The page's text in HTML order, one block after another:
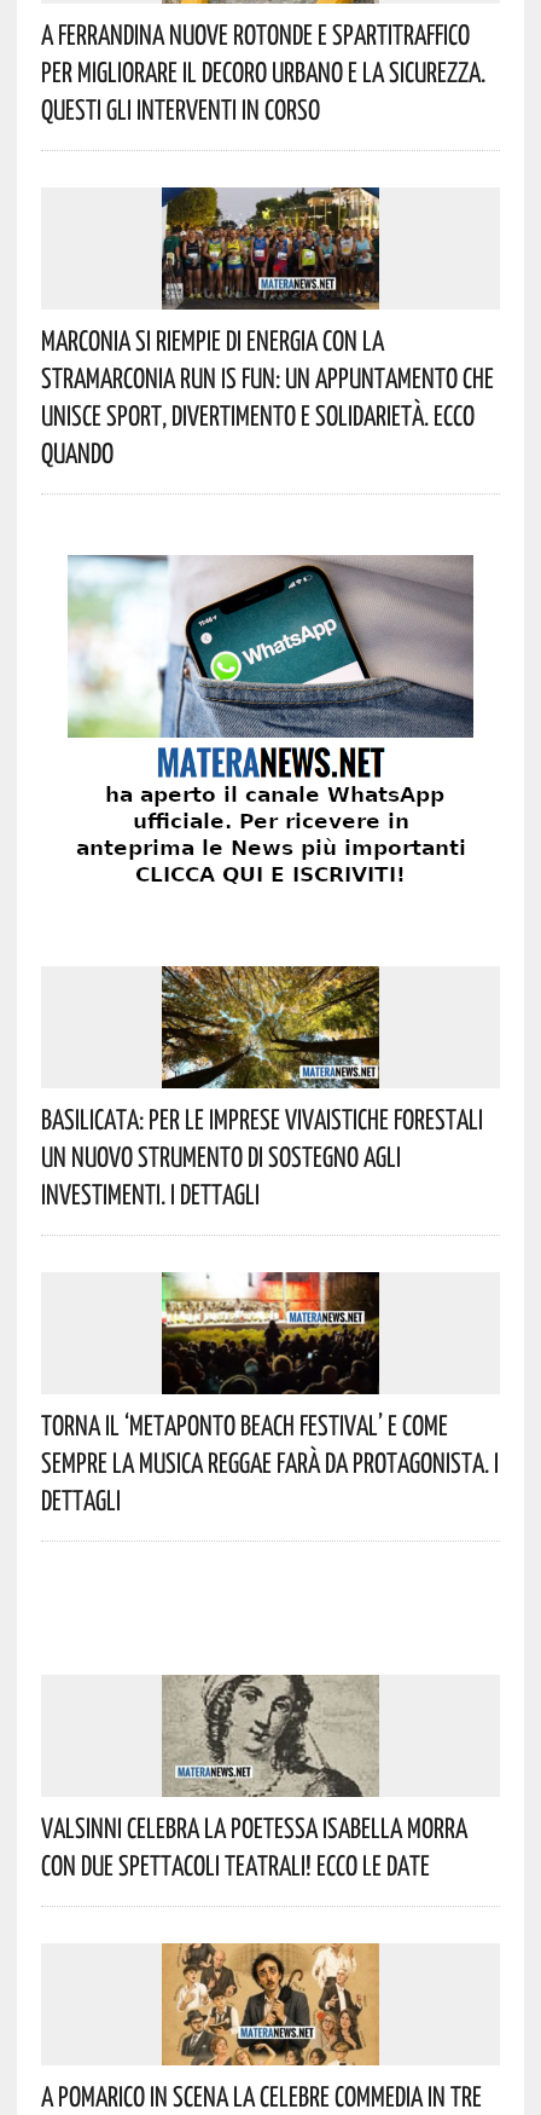
A Ferrandina Nuove Rotonde E Spartitraffico
Per Migliorare Il Decoro Urbano E La Sicurezza.
Questi Gli Interventi In Corso
Marconia Si Riempie Di Energia Con La
StraMarconia Run Is Fun: Un Appuntamento Che
Unisce Sport, Divertimento E Solidarietà. Ecco
Quando
Basilicata: Per Le Imprese Vivaistiche Forestali
Un Nuovo Strumento Di Sostegno Agli
Investimenti. I Dettagli
Torna Il ‘Metaponto Beach Festival’ E Come
Sempre La Musica Reggae Farà Da Protagonista. I
Dettagli
Valsinni Celebra La Poetessa Isabella Morra
Con Due Spettacoli Teatrali! Ecco Le Date
A Pomarico In Scena La Celebre Commedia In Tre